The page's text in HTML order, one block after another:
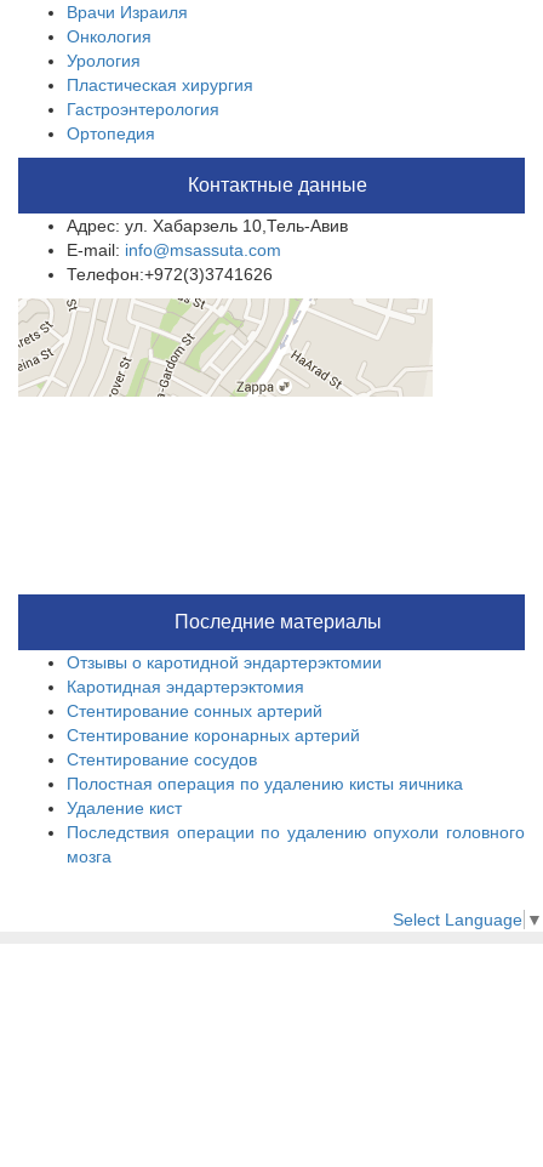
Врачи Израиля
Онкология
Урология
Пластическая хирургия
Гастроэнтерология
Ортопедия
Контактные данные
Адрес: ул. Хабарзель 10,Тель-Авив
E-mail: info@msassuta.com
Телефон:+972(3)3741626
Последние материалы
Отзывы о каротидной эндартерэктомии
Каротидная эндартерэктомия
Стентирование сонных артерий
Стентирование коронарных артерий
Стентирование сосудов
Полостная операция по удалению кисты яичника
Удаление кист
Последствия операции по удалению опухоли головного
мозга
Select Language ▼